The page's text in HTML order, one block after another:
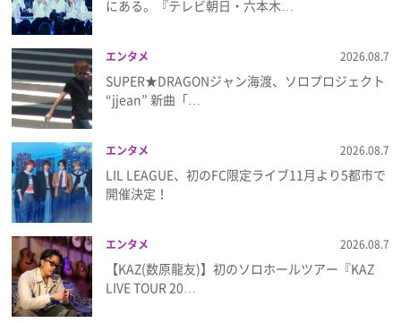
にある。『テレビ朝日・六本木…
エンタメ 2026.08.7
SUPER★DRAGONジャン海渡、ソロプロジェクト
“jjean” 新曲「…
エンタメ 2026.08.7
LIL LEAGUE、初のFC限定ライブ11月より5都市で
開催決定！
エンタメ 2026.08.7
【KAZ(数原龍友)】初のソロホールツアー『KAZ
LIVE TOUR 20…